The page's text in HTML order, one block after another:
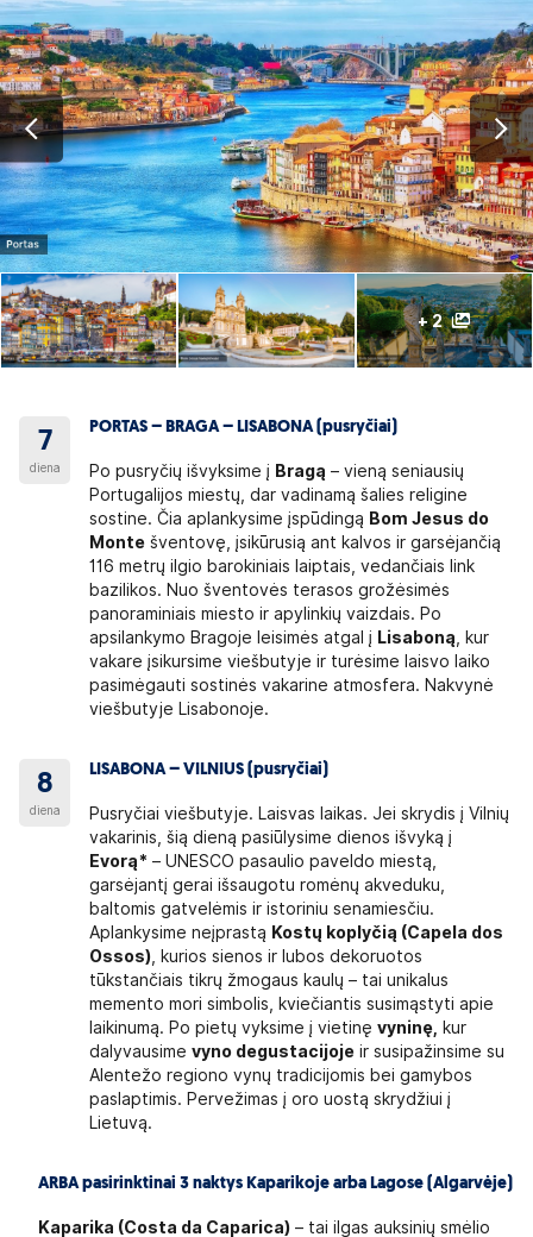
+ 2
7
diena
PORTAS – BRAGA – LISABONA (pusryčiai)
Po pusryčių išvyksime į Bragą – vieną seniausių
Portugalijos miestų, dar vadinamą šalies religine
sostine. Čia aplankysime įspūdingą Bom Jesus do
Monte šventovę, įsikūrusią ant kalvos ir garsėjančią
116 metrų ilgio barokiniais laiptais, vedančiais link
bazilikos. Nuo šventovės terasos grožėsimės
panoraminiais miesto ir apylinkių vaizdais. Po
apsilankymo Bragoje leisimės atgal į Lisaboną , kur
vakare įsikursime viešbutyje ir turėsime laisvo laiko
pasimėgauti sostinės vakarine atmosfera. Nakvynė
viešbutyje Lisabonoje.
8
diena
LISABONA – VILNIUS (pusryčiai)
Pusryčiai viešbutyje. Laisvas laikas. Jei skrydis į Vilnių
vakarinis, šią dieną pasiūlysime dienos išvyką į
Evorą* – UNESCO pasaulio paveldo miestą,
garsėjantį gerai išsaugotu romėnų akveduku,
baltomis gatvelėmis ir istoriniu senamiesčiu.
Aplankysime neįprastą Kostų koplyčią (Capela dos
Ossos) , kurios sienos ir lubos dekoruotos
tūkstančiais tikrų žmogaus kaulų – tai unikalus
memento mori simbolis, kviečiantis susimąstyti apie
laikinumą. Po pietų vyksime į vietinęvyninę,
kur
dalyvausimevyno degustacijoje ir susipažinsime su
Alentežo regiono vynų tradicijomis bei gamybos
paslaptimis. Pervežimas į oro uostą skrydžiui į
Lietuvą.
ARBA pasirinktinai 3 naktys Kaparikoje arba Lagose (Algarvėje)
Kaparika (Costa da Caparica) – tai ilgas auksinių smėlio